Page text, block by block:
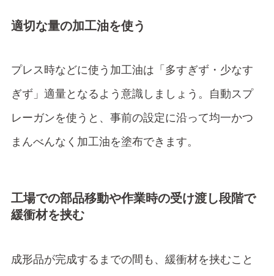
適切な量の加工油を使う
プレス時などに使う加工油は「多すぎず・少なす
ぎず」適量となるよう意識しましょう。自動スプ
レーガンを使うと、事前の設定に沿って均一かつ
まんべんなく加工油を塗布できます。
工場での部品移動や作業時の受け渡し段階で
緩衝材を挟む
成形品が完成するまでの間も、緩衝材を挟むこと